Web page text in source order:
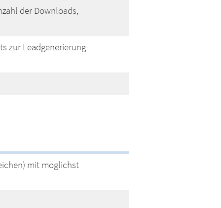
der Downloads,
zur Leadgenerierung
mit möglichst